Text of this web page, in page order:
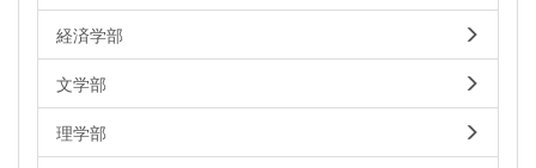
経済学部
文学部
理学部